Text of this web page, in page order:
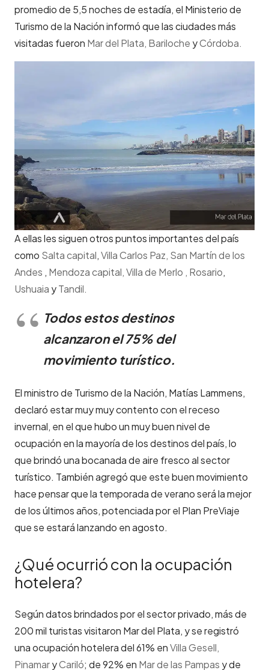
promedio de 5,5 noches de estadía, el Ministerio de
Turismo de la Nación informó que las ciudades más
visitadas fueron Mar del Plata, Bariloche yCórdoba.
A ellas les siguen otros puntos importantes del país
como Salta capital,Villa Carlos Paz, San Martín de los
Andes , Mendoza capital,Villa de Merlo , Rosario,
Ushuaia yTandil.
Todos estos destinos
alcanzaron el 75% del
movimiento turístico.
El ministro de Turismo de la Nación, Matías Lammens,
declaró estar muy muy contento con el receso
invernal, en el que hubo un muy buen nivel de
ocupación en la mayoría de los destinos del país, lo
que brindó una bocanada de aire fresco al sector
turístico. También agregó que este buen movimiento
hace pensar que la temporada de verano será la mejor
de los últimos años, potenciada por el Plan PreViaje
que se estará lanzando en agosto.
¿Qué ocurrió con la ocupación
hotelera?
Según datos brindados por el sector privado, más de
200 mil turistas visitaron Mar del Plata, y se registró
una ocupación hotelera del 61% enVilla Gesell,
PinamaryCariló; de 92% en Mar de las Pampas y de